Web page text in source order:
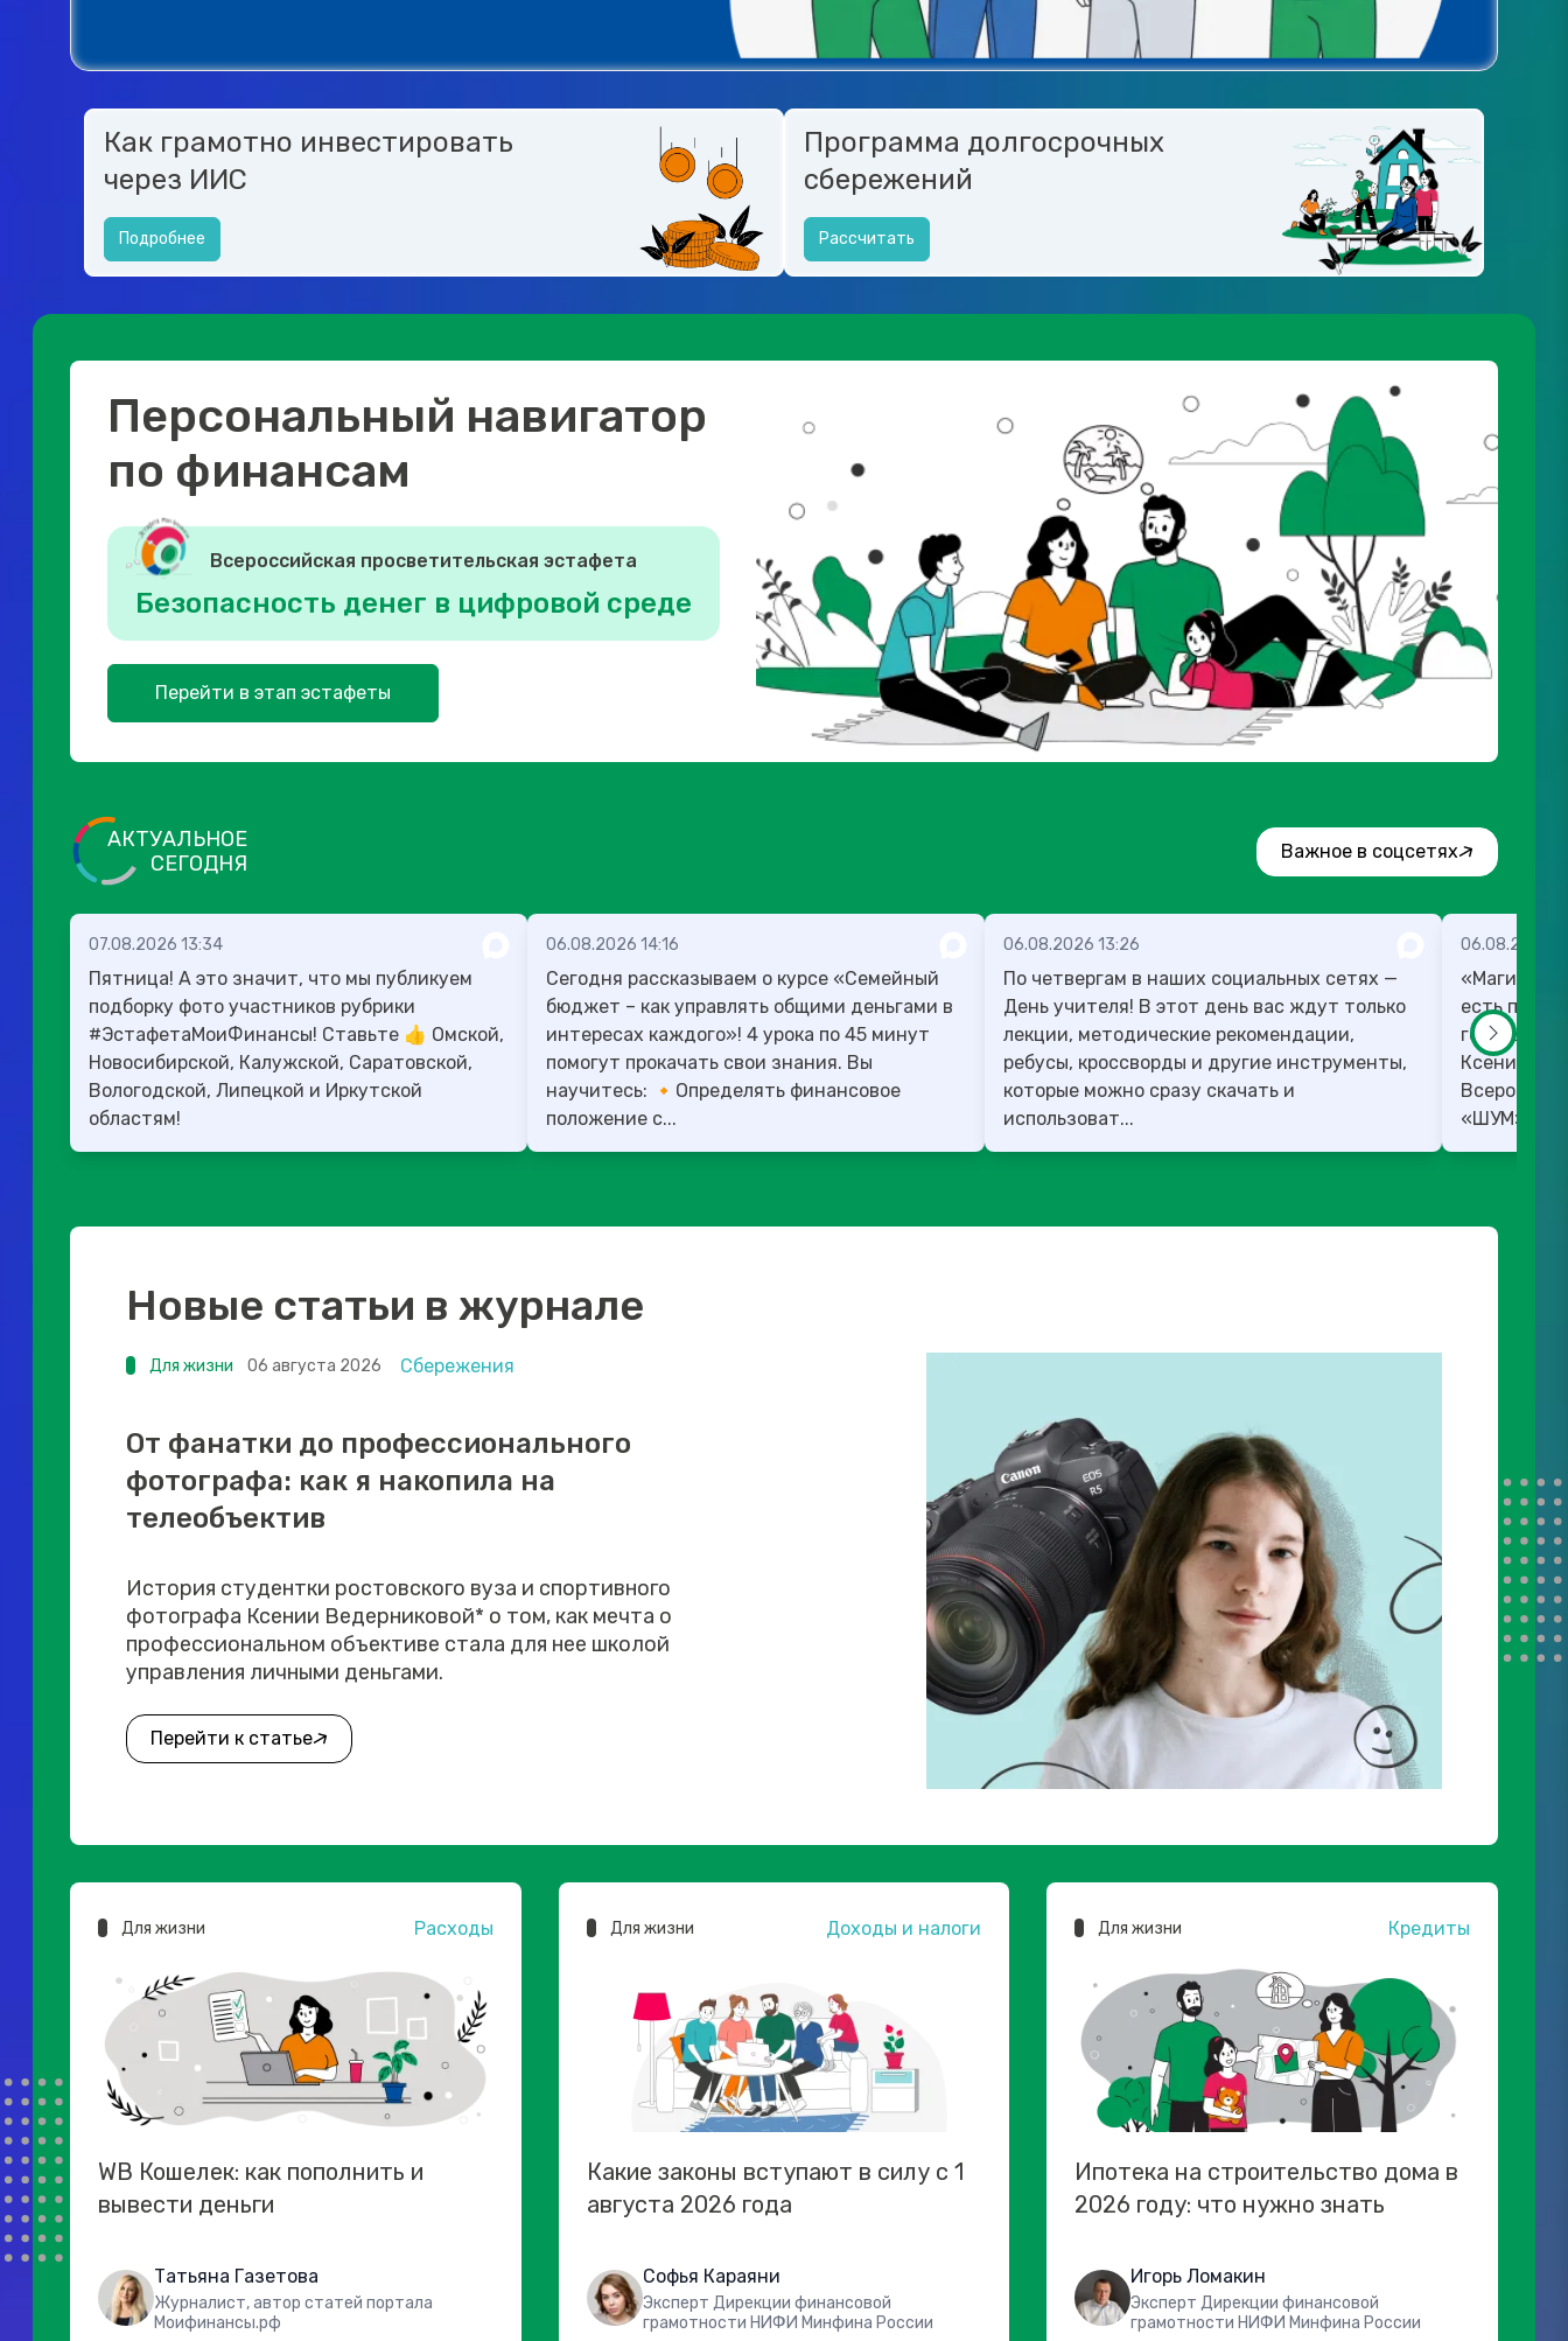
Как грамотно инвестировать
через ИИС
Подробнее
Программа долгосрочных
сбережений
Рассчитать
Персональный навигатор
по финансам
Всероссийская просветительская эстафета
Безопасность денег в цифровой среде
Перейти в этап эстафеты
АКТУАЛЬНОЕ
СЕГОДНЯ
Важное в соцсетях
07.08.2026 13:34
Пятница! А это значит, что мы публикуем
подборку фото участников рубрики
#ЭстафетаМоиФинансы! Ставьте 👍 Омской,
Новосибирской, Калужской, Саратовской,
Вологодской, Липецкой и Иркутской
областям!
06.08.2026 14:16
Сегодня рассказываем о курсе «Семейный
бюджет – как управлять общими деньгами в
интересах каждого»! 4 урока по 45 минут
помогут прокачать свои знания. Вы
научитесь: 🔸Определять финансовое
положение с...
06.08.2026 13:26
По четвергам в наших социальных сетях —
День учителя! В этот день вас ждут только
лекции, методические рекомендации,
ребусы, кроссворды и другие инструменты,
которые можно сразу скачать и
использоват...
06.08.2026
«Магию
есть план,
готовы в
Ксения
Новые статьи в журнале
Для жизни 06 августа 2026 Сбережения
От фанатки до профессионального
фотографа: как я накопила на
телеобъектив
История студентки ростовского вуза и спортивного
фотографа Ксении Ведерниковой* о том, как мечта о
профессиональном объективе стала для нее школой
управления личными деньгами.
Перейти к статье
Для жизни Расходы
WB Кошелек: как пополнить и
вывести деньги
Татьяна Газетова
Журналист, автор статей портала
Моифинансы.рф
Для жизни Доходы и налоги
Какие законы вступают в силу с 1
августа 2026 года
Софья Караяни
Эксперт Дирекции финансовой
грамотности НИФИ Минфина России
Для жизни Кредиты
Ипотека на строительство дома в
2026 году: что нужно знать
Игорь Ломакин
Эксперт Дирекции финансовой
грамотности НИФИ Минфина России